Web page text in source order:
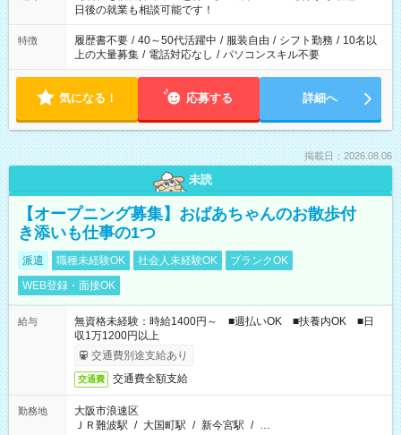
の方へ 今ご覧のお仕事で希望する勤務時間と、もう1つのお仕事
の勤務時間。 合計で週40時間を超える場合は応募できません。
日後の就業も相談可能です！
特徴 履歴書不要 / 40～50代活躍中 / 服装自由 / シフト勤務 / 10名以
上の大量募集 / 電話対応なし / パソコンスキル不要
気になる！ 応募する 詳細へ
掲載日：2026.08.06
未読
【オープニング募集】おばあちゃんのお散歩付
き添いも仕事の1つ
派遣 職種未経験OK 社会人未経験OK
ブランクOK
WEB登録・面接OK
給与
無資格未経験：時給1400円～ ■週払いOK ■扶養内OK ■日
収1万1200円以上
交通費別途支給あり
交通費 交通費全額支給
勤務地
大阪市浪速区
ＪＲ難波駅 / 大国町駅 / 新今宮駅 / …